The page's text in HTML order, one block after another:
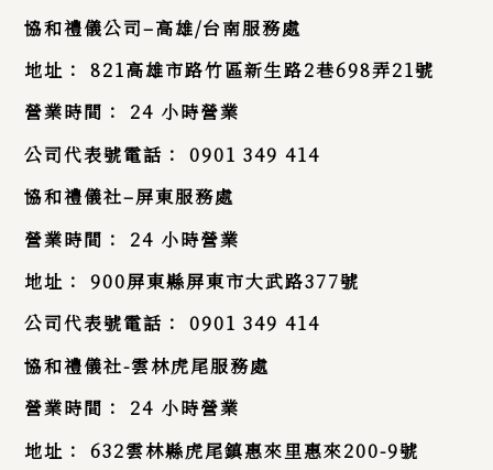
協和禮儀公司–高雄/台南服務處
地址：
821高雄市路竹區新生路2巷698弄21號
營業時間：
24 小時營業
公司代表號電話：
0901 349 414
協和禮儀社–屏東服務處
營業時間：
24 小時營業
地址： 900屏東縣屏東市大武路377號
公司代表號電話：
0901 349 414
協和禮儀社-雲林虎尾服務處
營業時間：
24 小時營業
地址：
632雲林縣虎尾鎮惠來里惠來200-9號